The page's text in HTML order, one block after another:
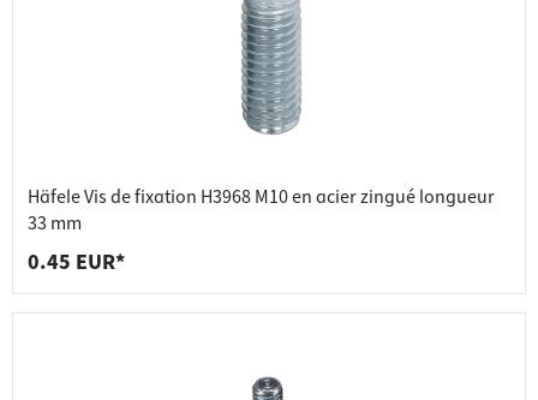
Häfele Vis de fixation H3968 M10 en acier zingué longueur
33 mm
0.45 EUR*